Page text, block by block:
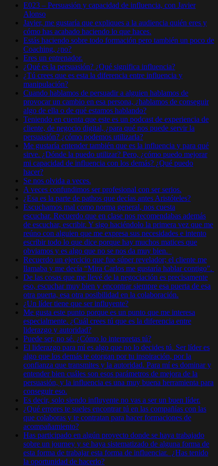
E023 – Persuasión y capacidad de influencia, con Javier
Alonso
Javier, me gustaría que expliques a la audiencia quién eres y
cómo has acabado haciendo lo que haces.
Estás haciendo sobre todo formación pero también un poco de
Coaching, ¿no?
Eres un entrenador.
¿Qué es la persuasión? ¿Qué significa influencia?
¿Tú crees que es esta la diferencia entre influencia y
manipulación?
Cuando hablamos de persuadir a alguien hablamos de
provocar un cambio en esa persona, ¿hablamos de conseguir
algo de ella o de qué estamos hablando?
Teniendo en cuenta que este es un podcast de experiencia de
cliente, de negocio digital, ¿para qué nos puede servir la
persuasión? ¿cómo podemos utilizarla?
Me gustaría entender también que es la influencia y para qué
sirve. ¿Dónde la puedo utilizar? Pero, ¿cómo puedo mejorar
mi capacidad de influencia con los demás? ¿Qué puedo
hacer?
Se nos olvida a veces.
A veces confundimos ser profesional con ser serios.
¿Esa es la parte de pathos que decías antes Aristóteles?
Escuchamos mal como norma general, nos cuesta
escuchar. Recuerdo que en clase nos recomendabas además
de escuchar, escribir. Y sigo haciéndolo la primera vez que me
reúno con alguien que me expresa sus necesidades e intento
escribir todo lo que dice porque hay muchos matices que
obviamos y es algo que no se nos da muy bien.
Recuerdo un ejercicio que fue súper revelador; el cliente me
llamaba y me decía “Mira Carlos me gustaría hablar contigo”.
De las cosas que me llevé de la negociación es precisamente
eso, escuchar muy bien y encontrar siempre esa puerta de esa
otra puerta, esa otra posibilidad en la colaboración.
¿Un líder tiene que ser influyente?
Me gusta este punto porque es un punto que me interesa
especialmente. ¿Cuál crees tú que es la diferencia entre
liderazgo y autoridad?
Puede ser, no sé. ¿Cómo lo interpretas tú?
El liderazgo para mí es algo que no lo decides tú. Ser líder es
algo que los demás te otorgan por tu inspiración, por la
confianza que transmites y la autoridad. Para mí es dominar y
entender bien cuáles son esos parámetros de mejora de la
persuasión, y la influencia es una muy buena herramienta para
conseguir eso.
Es decir, solo siendo influyente no vas a ser un buen líder.
¿Qué errores te sueles encontrar tú en las compañías con las
que colaboras y te contratan para hacer formaciones de
acompañamiento?
Has participado en algún proyecto donde se haya trabajado
sobre un journey y se haya sistematizado de alguna forma de
esta forma de trabajar esta forma de influenciar. ¿Has tenido
la oportunidad de hacerlo?